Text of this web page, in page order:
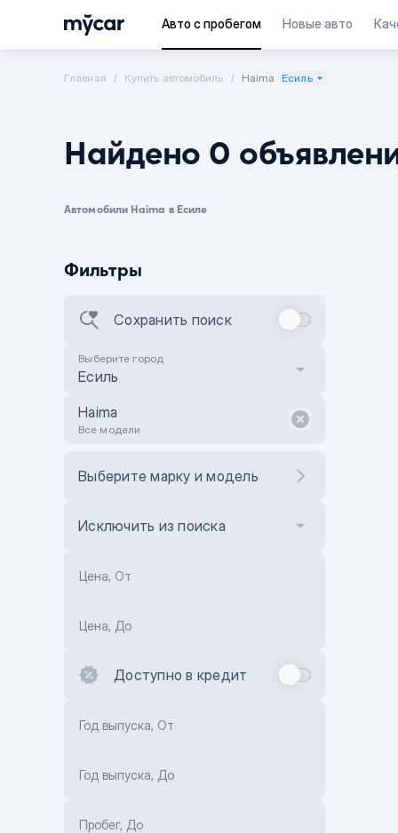
Авто с пробегом Новые авто
Главная Купить автомобиль Haima Есиль
Найдено 0
Автомобили Haima в Есиле
Фильтры
Сохранить поиск
Выберите город
Есиль
Haima
Все модели
Выберите марку и модель
Исключить из поиска
Цена, От
Цена, До
Доступно в кредит
Год выпуска, От
Год выпуска, До
Пробег, До